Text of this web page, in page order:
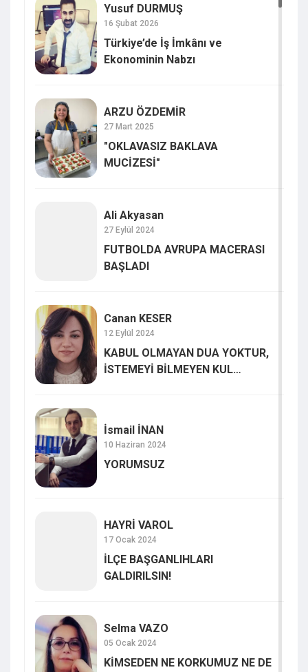
Yusuf DURMUŞ
16 Şubat 2026
Türkiye’de İş İmkânı ve
Ekonominin Nabzı
ARZU ÖZDEMİR
27 Mart 2025
"OKLAVASIZ BAKLAVA
MUCİZESİ"
Ali Akyasan
27 Eylül 2024
FUTBOLDA AVRUPA MACERASI
BAŞLADI
Canan KESER
12 Eylül 2024
KABUL OLMAYAN DUA YOKTUR,
İSTEMEYİ BİLMEYEN KUL
İsmail İNAN
10 Haziran 2024
YORUMSUZ
HAYRİ VAROL
17 Ocak 2024
İLÇE BAŞGANLIHLARI
GALDIRILSIN!
Selma VAZO
05 Ocak 2024
KİMSEDEN NE KORKUMUZ NE DE